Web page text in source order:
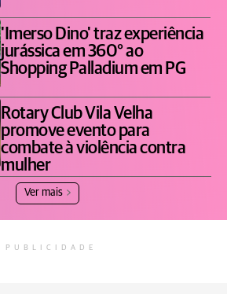
'Imerso Dino' traz experiência
jurássica em 360° ao
Shopping Palladium em PG
Rotary Club Vila Velha
promove evento para
combate à violência contra
mulher
Ver mais
PUBLICIDADE